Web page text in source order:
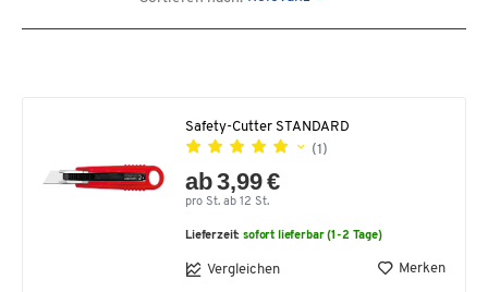
Safety-Cutter STANDARD
(1)
ab 3,99 €
pro St. ab 12 St.
Lieferzeit:sofort lieferbar (1-2 Tage)
Vergleichen Merken